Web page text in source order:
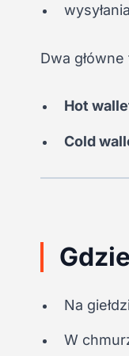
Dwa
Hot
Cold
Na
W